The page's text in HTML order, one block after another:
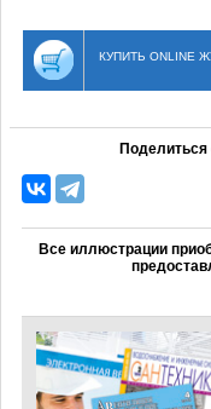
КУПИТЬ ONLINE
Поделиться
Все иллюстрации